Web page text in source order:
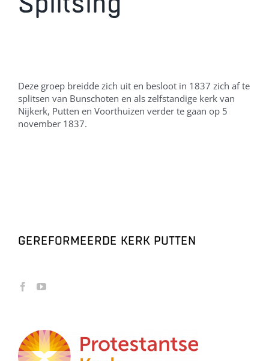
achterstraat
Wat gebeurt er?
Splitsing
Deze groep breidde zich uit en besloot in 1837 zich af te
splitsen van Bunschoten en als zelfstandige kerk van
Nijkerk, Putten en Voorthuizen verder te gaan op 5
november 1837.
GEREFORMEERDE KERK PUTTEN